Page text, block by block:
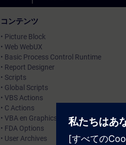
コンテンツ
• Picture Block
• Web WebUX
• Basic Process Control Runtime
• Report Designer
• Scripts
• Global Scripts
• VBS Actions
• C Actions
• VBA en Graphics Designer
• FDA Options
• User Archives